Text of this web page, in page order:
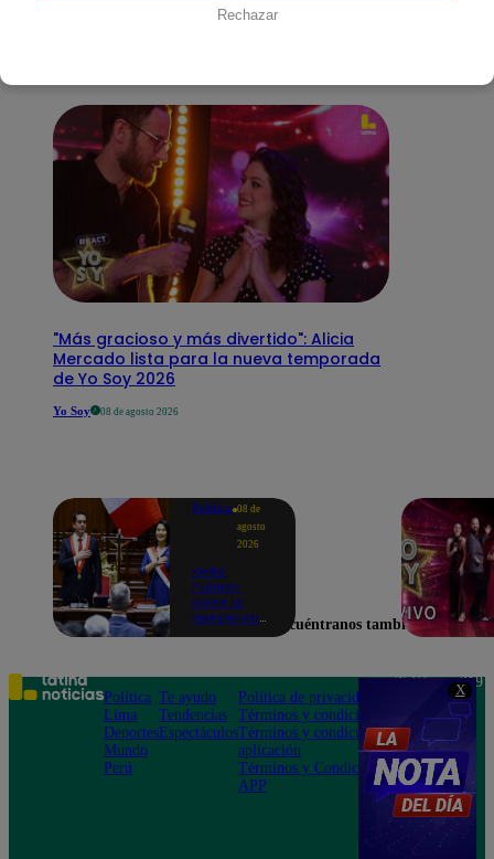
X
interesar
"Más gracioso y más divertido": Alicia
Mercado lista para la nueva temporada
de Yo Soy 2026
Yo Soy 08 de agosto 2026
Política 08 de
agosto
2026
Keiko
Fujimori
sobre la
inseguridad:
que los
delincuentes
terminen en
prisión”
Rechazar
Encuéntranos también en
Política
Lima
Deportes
Mundo
Perú
Te ayudo
Tendencias
Espectáculos
Política de privacidad
Términos y condiciones
Términos y condiciones
aplicación
Términos y Condiciones
APP
Teléfono: 219
Av. San
Felipe 968
Jesús María